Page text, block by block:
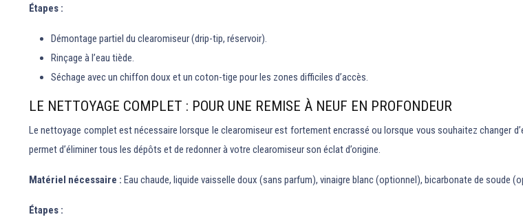
Étapes :
Démontage partiel du clearomiseur (drip-tip, réservoir).
Rinçage à l’eau tiède.
Séchage avec un chiffon doux et un coton-tige pour les zones difficiles d’accès.
LE NETTOYAGE COMPLET : POUR UNE REMISE À NEUF EN PROFONDEUR
Le nettoyage complet est nécessaire lorsque le clearomiseur est fortement encrassé ou lorsque vous souhaitez changer
permet d’éliminer tous les dépôts et de redonner à votre clearomiseur son éclat d’origine.
Matériel nécessaire : Eau chaude, liquide vaisselle doux (sans parfum), vinaigre blanc (optionnel), bicarbonate de
Étapes :